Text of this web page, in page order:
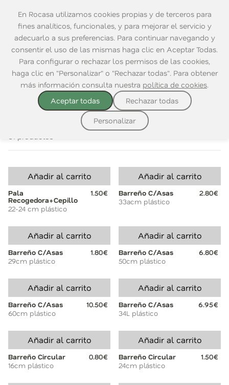
En Rocasa utilizamos cookies propias y de terceros para
fines analíticos, funcionales, y para mejorar el servicio y
adecuarlo a sus preferencias. Para continuar navegando y
consentir el uso de las mismas haga clic en Aceptar Todas.
Para configurar o rechazar los permisos de las cookies,
haga clic en "Personalizar" o "Rechazar todas". Para obtener
más información consulta nuestra política de cookies.
Aceptar todas
Rechazar todas
Personalizar
Home Ordenación Limpieza Cubos
TODO LAVADO Y PLANCHADO TENDEDEROS CUBOS
Ordenar por:
61 productos
Añadir al carrito
Pala
Recogedora+Cepillo
1.50€
22-24 cm plástico
Añadir al carrito
Barreño C/Asas
2.80€
33acm plástico
Añadir al carrito
Barreño C/Asas
1.80€
29cm plástico
Añadir al carrito
Barreño C/Asas
6.80€
50cm plástico
Añadir al carrito
Barreño C/Asas
10.50€
60cm plástico
Añadir al carrito
Barreño C/Asas
6.95€
34L plástico
Añadir al carrito
Barreño Circular
0.80€
16cm plástico
Añadir al carrito
Barreño Circular
1.50€
24cm plástico